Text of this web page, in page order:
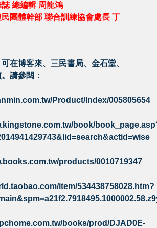
總編輯 周龍鴻
團體幹部 聯合訓練協會處長 丁
在博客來、三民書局、金石堂、
請參閱 ：
Product/Index/005805654
book/
products/0010719347
item/534438758028.htm?
books/prod/DJAD0E-